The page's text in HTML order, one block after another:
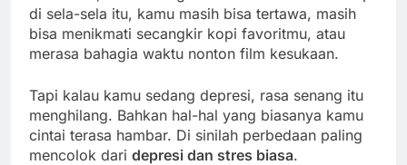
di sela-sela itu, kamu masih bisa tertawa, masih
bisa menikmati secangkir kopi favoritmu, atau
merasa bahagia waktu nonton film kesukaan.
Tapi kalau kamu sedang depresi, rasa senang itu
menghilang. Bahkan hal-hal yang biasanya kamu
cintai terasa hambar. Di sinilah perbedaan paling
mencolok dari depresi dan stres biasa.